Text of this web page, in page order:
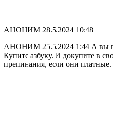
АНОНИМ 28.5.2024 10:48
АНОНИМ 25.5.2024 1:44 А вы
Купите азбуку. И докупите в
препинания, если они платные.